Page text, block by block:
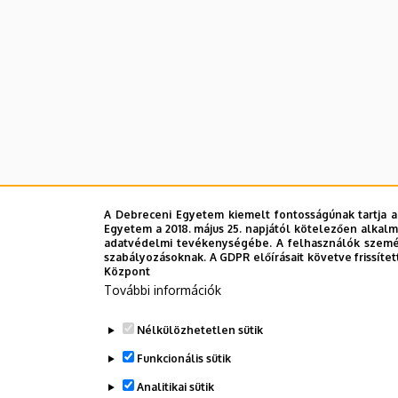
A Debreceni Egyetem kiemelt fontosságúnak
Egyetem a 2018. május 25. napjától kötelezően
adatvédelmi tevékenységébe. A felhasználók
szabályozásoknak. A GDPR előírásait követve
Központ
További információk
Nélkülözhetetlen sütik
Funkcionális sütik
Analitikai sütik